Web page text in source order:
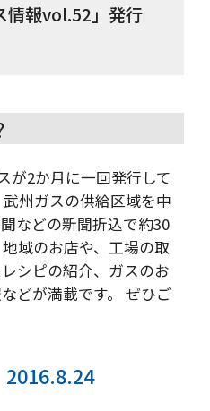
情報vol.52」発行
が2か月に一回発行して
州ガスの供給区域を中
などの新聞折込で約30
域のお店や、工場の取
シピの紹介、ガスのお
どが満載です。 ぜひご